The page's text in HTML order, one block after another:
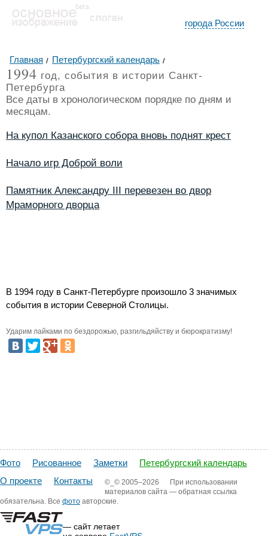
города России
Главная Петербургский календарь
1994 год, события в истории Санкт-
Петербурга
Все даты в хронологическом порядке по дням и
месяцам.
На купол Казанского собора вновь поднят крест
Начало игр Доброй воли
Памятник Александру III перевезен во двор
Мраморного дворца
В 1994 году в Санкт-Петербурге произошло 3 значимых
события в истории Северной Столицы.
Ударим лайками по бездорожью, разгильдяйству и бюрократизму!
Фото Рисованное Заметки
Петербургский календарь
О проекте
Контакты ©_© 2005–2026
При использовании
материалов сайта — обратная ссылка
обязательна. Все фото авторские.
— сайт летает